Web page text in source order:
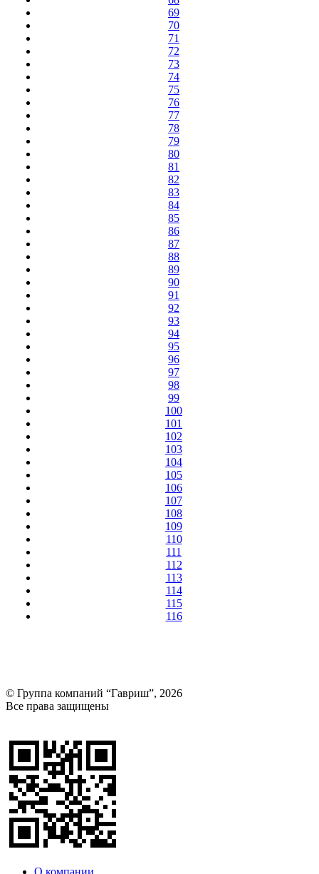
69
70
71
72
73
74
75
76
77
78
79
80
81
82
83
84
85
86
87
88
89
90
91
92
93
94
95
96
97
98
99
100
101
102
103
104
105
106
107
108
109
110
111
112
113
114
115
116
© Группа компаний “Гавриш”, 2026
Все права защищены